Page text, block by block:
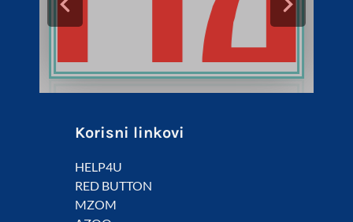
Korisni linkovi
HELP4U
RED BUTTON
MZOM